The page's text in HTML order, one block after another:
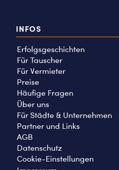
INFOS
Erfolgsgeschichten
Für Tauscher
Für Vermieter
Preise
Häufige Fragen
Über uns
Für Städte & Unternehmen
Partner und Links
AGB
Datenschutz
Cookie-Einstellungen